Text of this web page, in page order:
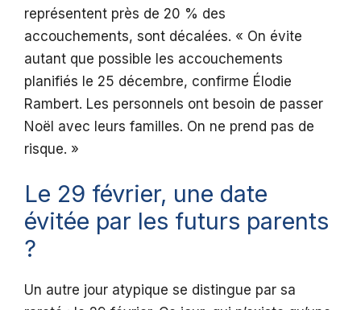
représentent près de 20 % des
accouchements, sont décalées. « On évite
autant que possible les accouchements
planifiés le 25 décembre, confirme Élodie
Rambert. Les personnels ont besoin de passer
Noël avec leurs familles. On ne prend pas de
risque. »
Le 29 février, une date
évitée par les futurs parents
?
Un autre jour atypique se distingue par sa